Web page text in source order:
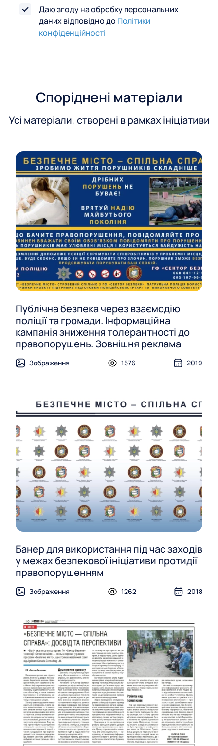
Даю згоду на обробку персональних
даних відповідно до Політики
конфіденційності
Споріднені матеріали
Усі матеріали, створені в рамках ініціативи
Публічна безпека через взаємодію
поліції та громади. Інформаційна
кампанія зниження толерантності до
правопорушень. Зовнішня реклама
Зображення 1576 2019
Банер для використання під час заходів
у межах безпекової ініціативи протидії
правопорушенням
Зображення 1262 2018